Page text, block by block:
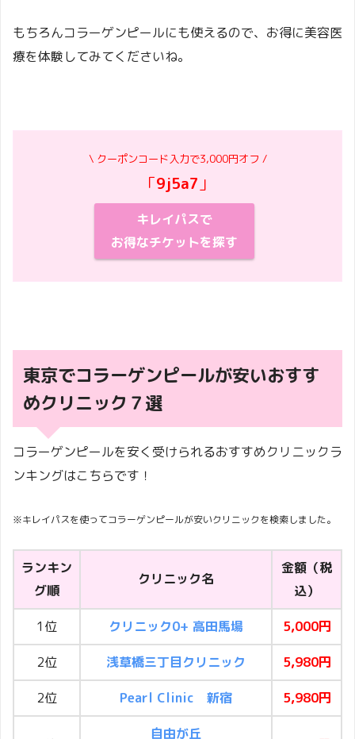
もちろんコラーゲンピールにも使えるので、お得に美容医
療を体験してみてくださいね。
\ クーポンコード入力で3,000円オフ /
「9j5a7 」
キレイパスで
お得なチケットを探す
東京でコラーゲンピールが安いおすす
めクリニック７選
コラーゲンピールを安く受けられるおすすめクリニックラ
ンキングはこちらです！
※キレイパスを使ってコラーゲンピールが安いクリニックを検索しました。
ランキン
グ順
クリニック名
金額（税
込）
1位 クリニック0+ 高田馬場 5,000円
2位 浅草橋三丁目クリニック 5,980円
2位 Pearl Clinic 新宿 5,980円
自由が丘